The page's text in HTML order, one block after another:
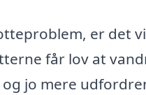
er det
får lov at
jo mere